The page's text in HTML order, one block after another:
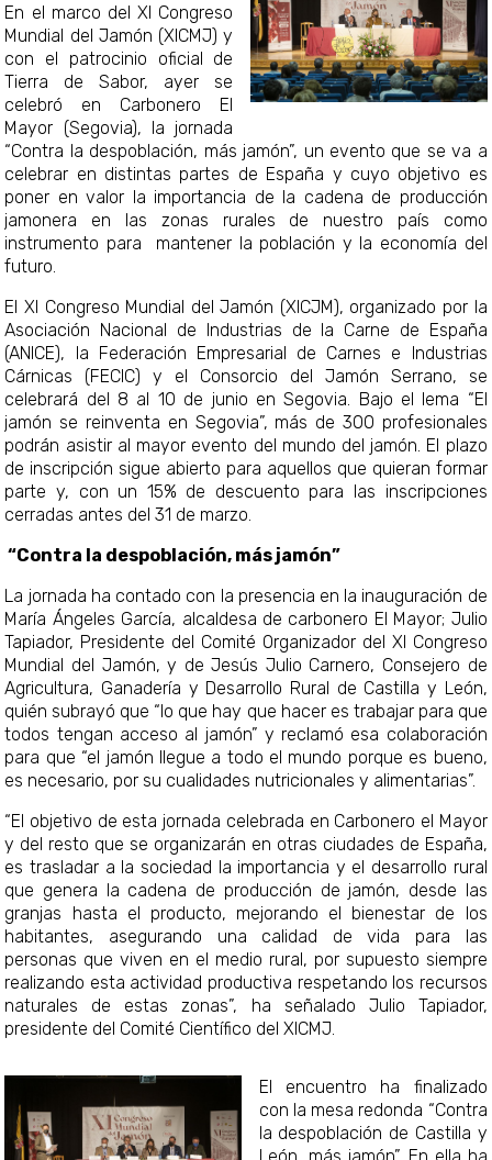
En el marco del XI Congreso
Mundial del Jamón (XICMJ) y
con el patrocinio oficial de
Tierra de Sabor, ayer se
celebró en Carbonero El
Mayor (Segovia), la jornada
“Contra la despoblación, más jamón”, un evento que se va a
celebrar en distintas partes de España y cuyo objetivo es
poner en valor la importancia de la cadena de producción
jamonera en las zonas rurales de nuestro país como
instrumento para mantener la población y la economía del
futuro.
El XI Congreso Mundial del Jamón (XICJM), organizado por la
Asociación Nacional de Industrias de la Carne de España
(ANICE), la Federación Empresarial de Carnes e Industrias
Cárnicas (FECIC) y el Consorcio del Jamón Serrano, se
celebrará del 8 al 10 de junio en Segovia. Bajo el lema “El
jamón se reinventa en Segovia”, más de 300 profesionales
podrán asistir al mayor evento del mundo del jamón. El plazo
de inscripción sigue abierto para aquellos que quieran formar
parte y, con un 15% de descuento para las inscripciones
cerradas antes del 31 de marzo.
“Contra la despoblación, más jamón”
La jornada ha contado con la presencia en la inauguración de
María Ángeles García, alcaldesa de carbonero El Mayor; Julio
Tapiador, Presidente del Comité Organizador del XI Congreso
Mundial del Jamón, y de Jesús Julio Carnero, Consejero de
Agricultura, Ganadería y Desarrollo Rural de Castilla y León,
quién subrayó que “lo que hay que hacer es trabajar para que
todos tengan acceso al jamón” y reclamó esa colaboración
para que “el jamón llegue a todo el mundo porque es bueno,
es necesario, por su cualidades nutricionales y alimentarias”.
“El objetivo de esta jornada celebrada en Carbonero el Mayor
y del resto que se organizarán en otras ciudades de España,
es trasladar a la sociedad la importancia y el desarrollo rural
que genera la cadena de producción de jamón, desde las
granjas hasta el producto, mejorando el bienestar de los
habitantes, asegurando una calidad de vida para las
personas que viven en el medio rural, por supuesto siempre
realizando esta actividad productiva respetando los recursos
naturales de estas zonas”, ha señalado Julio Tapiador,
presidente del Comité Científico del XICMJ.
El encuentro ha finalizado
con la mesa redonda “Contra
la despoblación de Castilla y
León, más jamón”. En ella ha